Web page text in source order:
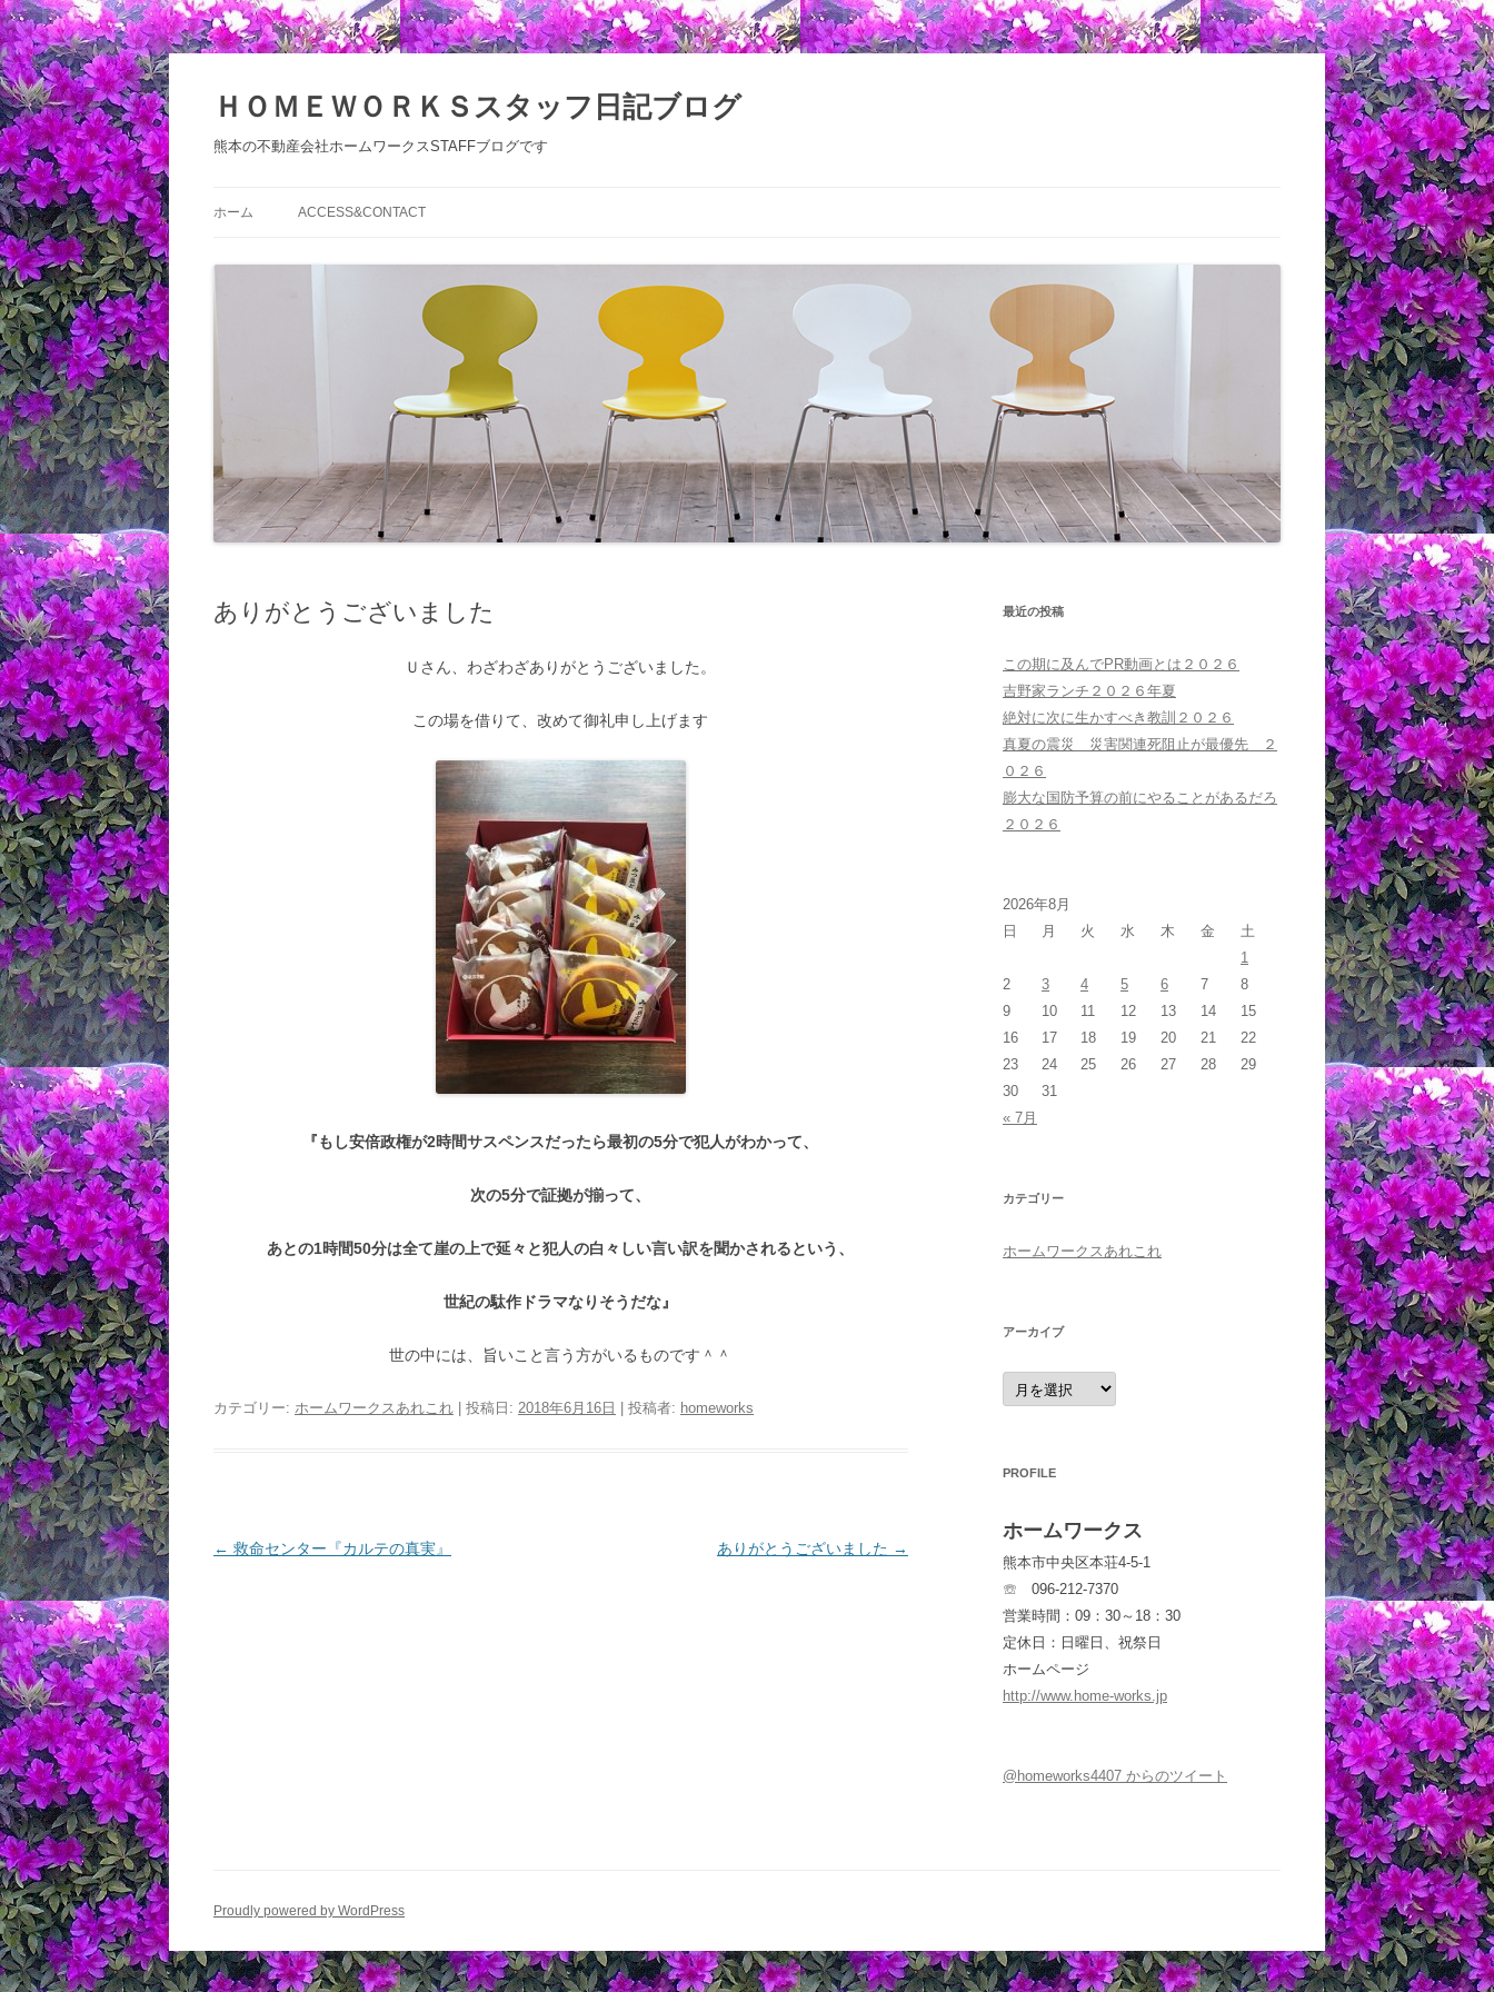
ン
ツ
へ
ス
ＨＯＭＥＷＯＲＫＳスタッフ日記ブログ
熊本の不動産会社ホームワークスSTAFFブログです
ホーム ACCESS&CONTACT
ありがとうございました
Ｕさん、わざわざありがとうございました。
この場を借りて、改めて御礼申し上げます
『もし安倍政権が2時間サスペンスだったら最初の5分で犯人がわかって、
次の5分で証拠が揃って、
あとの1時間50分は全て崖の上で延々と犯人の白々しい言い訳を聞かされるという、
世紀の駄作ドラマなりそうだな』
世の中には、旨いこと言う方がいるものです＾＾
カテゴリー: ホームワークスあれこれ | 投稿日: 2018年6月16日 投稿者: homeworks
投
← 救命センター『カルテの真実』 ありがとうございました →
最近の投稿
この期に及んでPR動画とは２０２６
吉野家ランチ２０２６年夏
絶対に次に生かすべき教訓２０２６
真夏の震災 災害関連死阻止が最優先 ２
０２６
膨大な国防予算の前にやることがあるだろ
２０２６
2026年8月
日
月 火 水 木 金
土
1
2
3 4 5 6 7
8
9
10 11 12 13 14
15
16
17 18 19 20 21
22
23
24 25 26 27 28
29
30
31
« 7月
カテゴリー
ホームワークスあれこれ
アーカイブ
ア
ー
カ
PROFILE
ホームワークス
熊本市中央区本荘4-5-1
☏ 096-212-7370
営業時間：09：30～18：30
定休日：日曜日、祝祭日
ホームページ
http://www.home-works.jp
@homeworks4407 からのツイート
Proudly powered by WordPress